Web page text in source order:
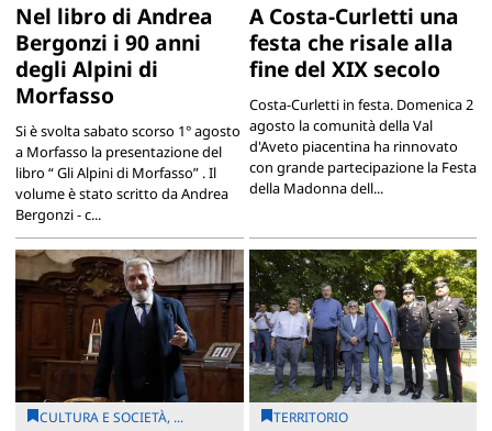
Nel libro di Andrea
Bergonzi i 90 anni
degli Alpini di
Morfasso
Si è svolta sabato scorso 1° agosto
a Morfasso la presentazione del
libro “ Gli Alpini di Morfasso” . Il
volume è stato scritto da Andrea
Bergonzi - c...
A Costa-Curletti una
festa che risale alla
fine del XIX secolo
Costa-Curletti in festa. Domenica 2
agosto la comunità della Val
d'Aveto piacentina ha rinnovato
con grande partecipazione la Festa
della Madonna dell...
CULTURA E SOCIETÀ, ... TERRITORIO